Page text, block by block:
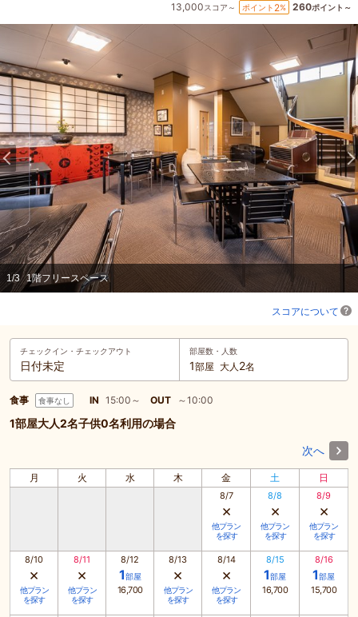
13,000スコア～ ポイント 2% 260ポイント～
1/3 1階フリースペース
スコアについて
チェックイン・ チェックアウト
日付未定
部屋数・人数
1部屋 大人 2名
食事 食事なし IN 15:00～ OUT ～10:00
1部屋大人2名子供0名利用の場合
次へ
月 火 水 木 金 土 日
8/7
×
他プラン
を探す
8/8
×
他プラン
を探す
8/9
×
他プラン
を探す
8/10
×
他プラン
を探す
8/11
×
他プラン
を探す
8/12
1部屋
16,700
8/13
×
他プラン
を探す
8/14
×
他プラン
を探す
8/15
1部屋
16,700
8/16
1部屋
15,700